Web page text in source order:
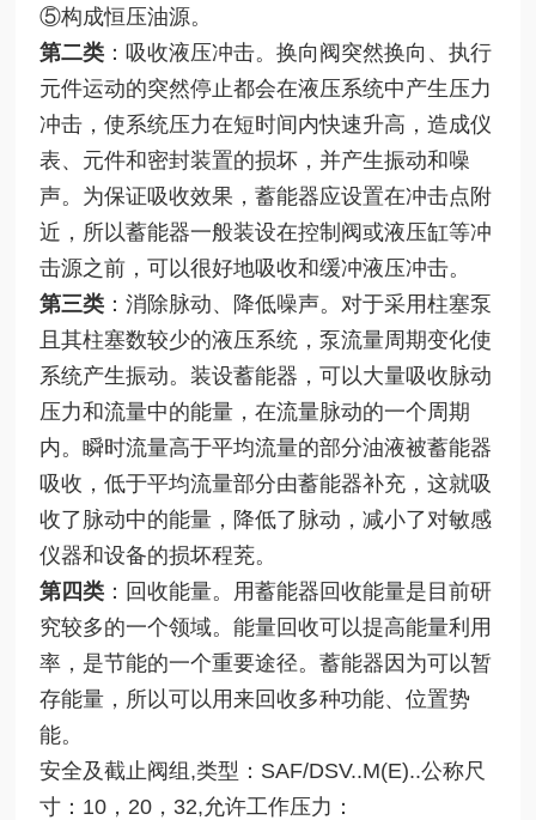
⑤构成恒压油源。
第二类 ：吸收液压冲击。换向阀突然换向、执行
元件运动的突然停止都会在液压系统中产生压力
冲击，使系统压力在短时间内快速升高，造成仪
表、元件和密封装置的损坏，并产生振动和噪
声。为保证吸收效果，蓄能器应设置在冲击点附
近，所以蓄能器一般装设在控制阀或液压缸等冲
击源之前，可以很好地吸收和缓冲液压冲击。
第三类 ：消除脉动、降低噪声。对于采用柱塞泵
且其柱塞数较少的液压系统，泵流量周期变化使
系统产生振动。装设蓄能器，可以大量吸收脉动
压力和流量中的能量，在流量脉动的一个周期
内。瞬时流量高于平均流量的部分油液被蓄能器
吸收，低于平均流量部分由蓄能器补充，这就吸
收了脉动中的能量，降低了脉动，减小了对敏感
仪器和设备的损坏程茺。
第四类 ：回收能量。用蓄能器回收能量是目前研
究较多的一个领域。能量回收可以提高能量利用
率，是节能的一个重要途径。蓄能器因为可以暂
存能量，所以可以用来回收多种功能、位置势
能。
安全及截止阀组,类型：SAF/DSV..M(E)..公称尺
寸：10，20，32,允许工作压力：